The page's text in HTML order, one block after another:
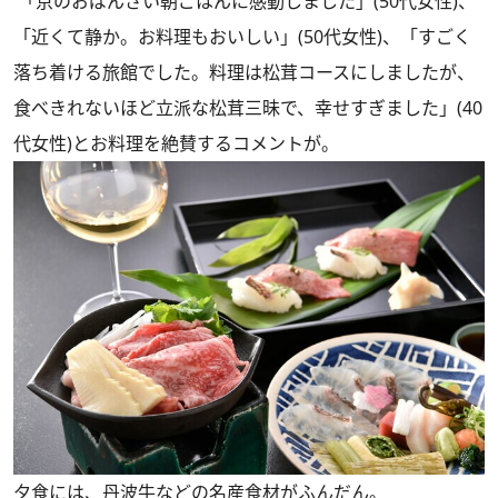
「近くて静か。お料理もおいしい」(50代女性)、「すごく
落ち着ける旅館でした。料理は松茸コースにしましたが、
食べきれないほど立派な松茸三昧で、幸せすぎました」(40
代女性)とお料理を絶賛するコメントが。
夕食には、丹波牛などの名産食材がふんだん。